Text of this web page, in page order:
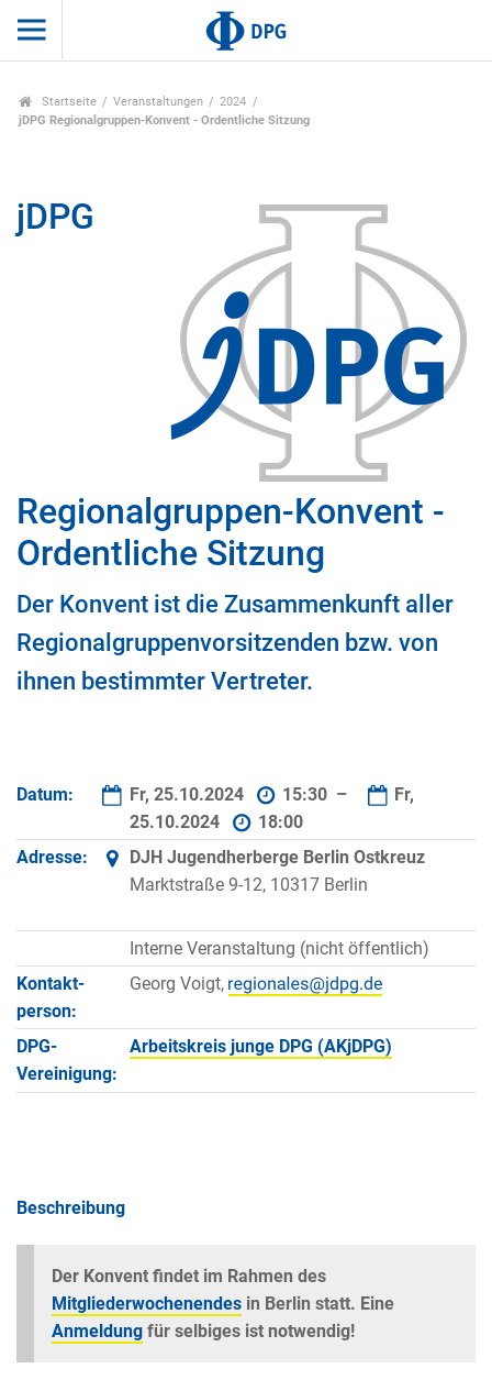
Startseite Veranstaltungen
2024
jDPG Regionalgruppen-Konvent - Ordentliche Sitzung
jDPG
Regionalgruppen-Konvent -
Ordentliche Sitzung
Der Konvent ist die Zusammenkunft aller
Regionalgruppenvorsitzenden bzw. von
ihnen bestimmter Vertreter.
Datum: Fr, 25.10.2024 15:30 –
Fr,
25.10.2024
18:00
Adresse:
DJH Jugendherberge Berlin Ostkreuz
Marktstraße 9-12, 10317 Berlin
Interne Veranstaltung (nicht öffentlich)
Kontakt­
person:
Georg Voigt,
DPG-
Vereinigung:
Arbeitskreis junge DPG (AKjDPG)
Beschreibung
Der Konvent findet im Rahmen des
Mitgliederwochenendes in Berlin statt. Eine
Anmeldung für selbiges ist notwendig!